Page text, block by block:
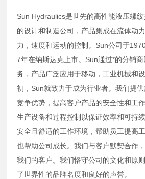
Sun Hydraulics是世先的高性能液压螺
的设计和制造公司，产品集成在流体动
力，速度和运动的控制。Sun公司于
7年在纳斯达克上市。Sun通过*的分销
务，产品广泛应用于移动，工业机械和
初，Sun就致力于成为行业者。我们提
竞争优势，提高客户产品的安全性和工
生产设备和过程控制以保证效率和可持
安全且舒适的工作环境，帮助员工提高
也帮助公司成长。我们与客户默契合作
我们的客户。我们恪守公司的文化和原
了世界性的品牌名度和良好的声誉。